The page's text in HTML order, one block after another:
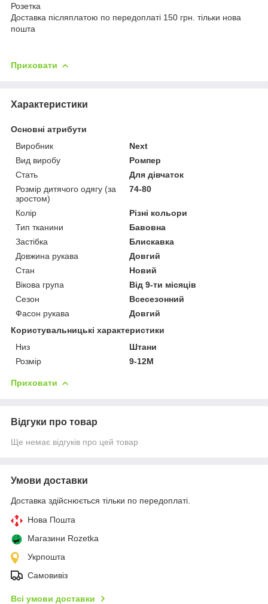
Розетка
Доставка післяплатою по передоплаті 150 грн. тільки нова
пошта
Приховати
Характеристики
Основні атрибути
Виробник
Next
Вид виробу
Ромпер
Стать
Для дівчаток
Розмір дитячого одягу (за
зростом)
74-80
Колір
Різні кольори
Тип тканини
Бавовна
Застібка
Блискавка
Довжина рукава
Довгий
Стан
Новий
Вікова група
Від 9-ти місяців
Сезон
Всесезонний
Фасон рукава
Довгий
Користувальницькі характеристики
Низ
Штани
Розмір
9-12М
Приховати
Відгуки про товар
Ще немає відгуків про цей товар
Умови доставки
Доставка здійснюється тільки по передоплаті.
Нова Пошта
Магазини Rozetka
Укрпошта
Самовивіз
Всі умови доставки